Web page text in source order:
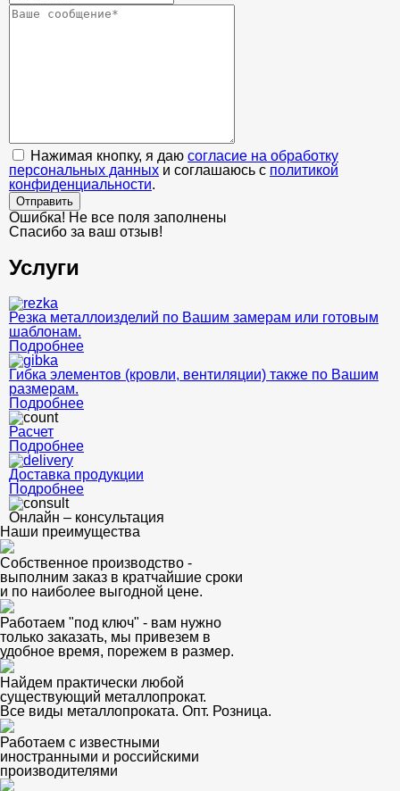
Нажимая кнопку, я даю согласие на обработку
персональных данных и соглашаюсь с политикой
конфиденциальности.
Отправить
Ошибка! Не все поля заполнены
Спасибо за ваш отзыв!
Услуги
Резка металлоизделий по Вашим замерам или готовым
шаблонам.
Подробнее
Гибка элементов (кровли, вентиляции) также по Вашим
размерам.
Подробнее
Расчет
Подробнее
Доставка продукции
Подробнее
Онлайн – консультация
Наши преимущества
Собственное производство -
выполним заказ в кратчайшие сроки
и по наиболее выгодной цене.
Работаем "под ключ" - вам нужно
только заказать, мы привезем в
удобное время, порежем в размер.
Найдем практически любой
существующий металлопрокат.
Все виды металлопроката. Опт. Розница.
Работаем с известными
иностранными и российскими
производителями